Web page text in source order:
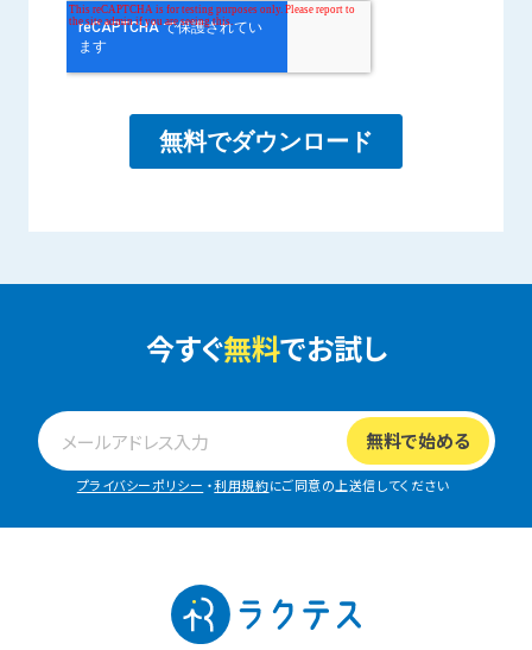
今すぐ無料でお試し
プライバシーポリシー ・利用規約にご同意の上送信してください